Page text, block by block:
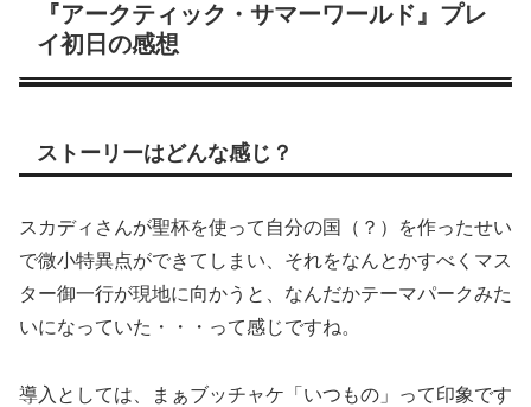
『アークティック・サマーワールド』プレ
イ初日の感想
ストーリーはどんな感じ？
スカディさんが聖杯を使って自分の国（？）を作ったせい
で微小特異点ができてしまい、それをなんとかすべくマス
ター御一行が現地に向かうと、なんだかテーマパークみた
いになっていた・・・って感じですね。
導入としては、まぁブッチャケ「いつもの」って印象です